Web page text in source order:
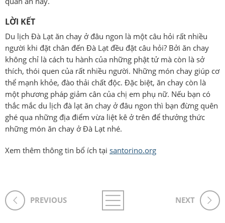
LỜI KẾT
Du lịch Đà Lạt ăn chay ở đâu ngon là một câu hỏi rất nhiều
người khi đặt chân đến Đà Lạt đều đặt câu hỏi? Bởi ăn chay
không chỉ là cách tu hành của những phật tử mà còn là sở
thích, thói quen của rất nhiều người. Những món chay giúp cơ
thể mạnh khỏe, đào thải chất độc. Đặc biệt, ăn chay còn là
một phương pháp giảm cân của chị em phụ nữ. Nếu bạn có
thắc mắc du lịch đà lạt ăn chay ở đâu ngon thì bạn đừng quên
ghé qua những địa điểm vừa liệt kê ở trên để thưởng thức
những món ăn chay ở Đà Lạt nhé.
Xem thêm thông tin bổ ích tại santorino.org
PREVIOUS NEXT